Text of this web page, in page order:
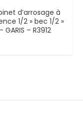
d’arrosage à
1/2 » bec 1/2 »
– GARIS – R3912